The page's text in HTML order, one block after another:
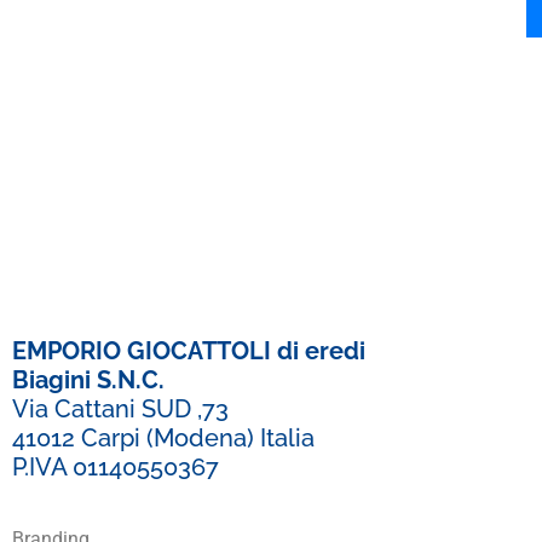
EMPORIO GIOCATTOLI di eredi
Biagini S.N.C.
Via Cattani SUD ,73
41012 Carpi (Modena) Italia
P.IVA 01140550367